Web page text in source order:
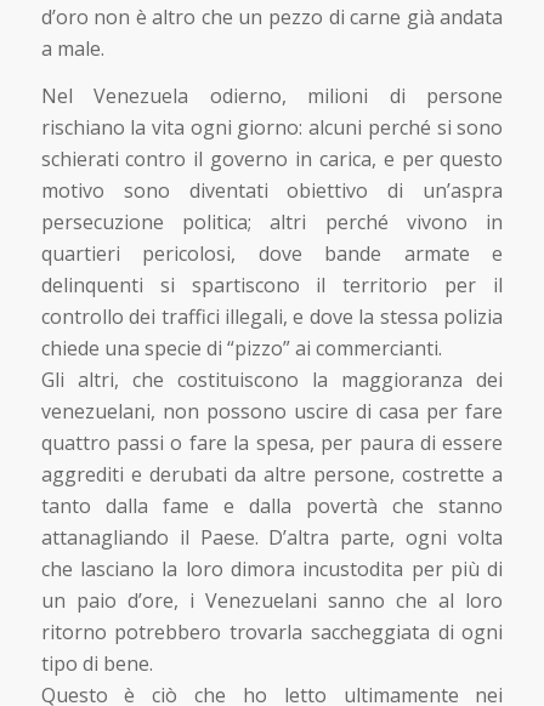
d’oro non è altro che un pezzo di carne già andata
a male.
Nel Venezuela odierno, milioni di persone
rischiano la vita ogni giorno: alcuni perché si sono
schierati contro il governo in carica, e per questo
motivo sono diventati obiettivo di un’aspra
persecuzione politica; altri perché vivono in
quartieri pericolosi, dove bande armate e
delinquenti si spartiscono il territorio per il
controllo dei traffici illegali, e dove la stessa polizia
chiede una specie di “pizzo” ai commercianti.
Gli altri, che costituiscono la maggioranza dei
venezuelani, non possono uscire di casa per fare
quattro passi o fare la spesa, per paura di essere
aggrediti e derubati da altre persone, costrette a
tanto dalla fame e dalla povertà che stanno
attanagliando il Paese. D’altra parte, ogni volta
che lasciano la loro dimora incustodita per più di
un paio d’ore, i Venezuelani sanno che al loro
ritorno potrebbero trovarla saccheggiata di ogni
tipo di bene.
Questo è ciò che ho letto ultimamente nei